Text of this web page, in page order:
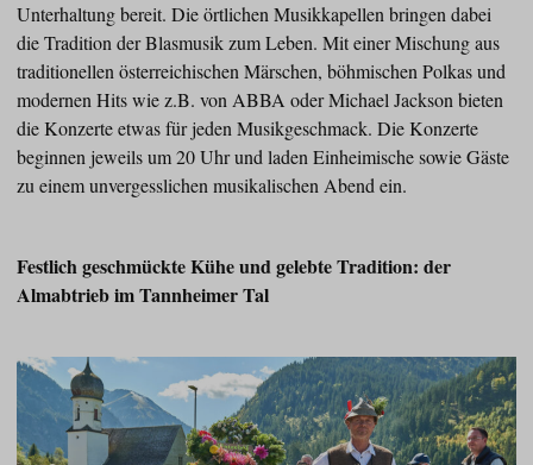
Unterhaltung bereit. Die örtlichen Musikkapellen bringen dabei
die Tradition der Blasmusik zum Leben. Mit einer Mischung aus
traditionellen österreichischen Märschen, böhmischen Polkas und
modernen Hits wie z.B. von ABBA oder Michael Jackson bieten
die Konzerte etwas für jeden Musikgeschmack. Die Konzerte
beginnen jeweils um 20 Uhr und laden Einheimische sowie Gäste
zu einem unvergesslichen musikalischen Abend ein.
Festlich geschmückte Kühe und gelebte Tradition: der
Almabtrieb im Tannheimer Tal